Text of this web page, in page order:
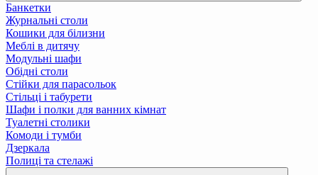
Банкетки
Журнальні столи
Кошики для білизни
Меблі в дитячу
Модульні шафи
Обідні столи
Стійки для парасольок
Стільці і табурети
Шафи і полки для ванних кімнат
Туалетні столики
Комоди і тумби
Дзеркала
Полиці та стелажі